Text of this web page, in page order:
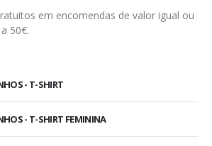
em encomendas de valor igual ou
50€.
- T-SHIRT
- T-SHIRT FEMININA